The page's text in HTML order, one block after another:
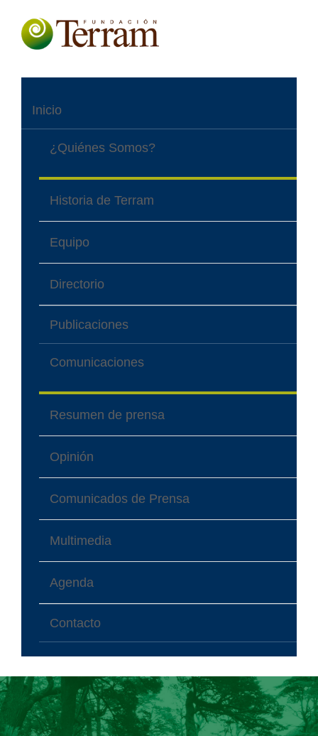
Inicio
¿Quiénes Somos?
Historia de Terram
Equipo
Directorio
Publicaciones
Comunicaciones
Resumen de prensa
Opinión
Comunicados de Prensa
Multimedia
Agenda
Contacto